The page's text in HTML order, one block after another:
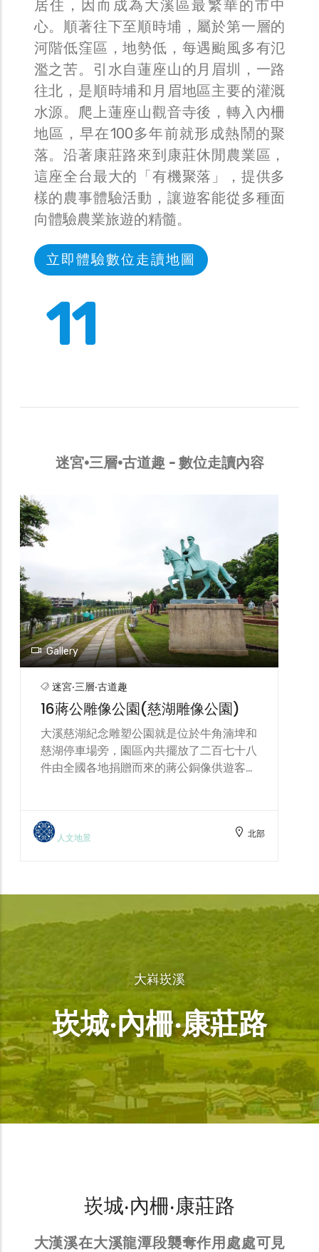
居住，因而成為大溪區最繁華的市中
心。順著往下至順時埔，屬於第一層的
河階低窪區，地勢低，每遇颱風多有氾
濫之苦。引水自蓮座山的月眉圳，一路
往北，是順時埔和月眉地區主要的灌溉
水源。爬上蓮座山觀音寺後，轉入內柵
地區，早在100多年前就形成熱鬧的聚
落。沿著康莊路來到康莊休閒農業區，
這座全台最大的「有機聚落」，提供多
樣的農事體驗活動，讓遊客能從多種面
向體驗農業旅遊的精髓。
立即體驗數位走讀地圖
17
迷宮·三層·古道趣 - 數位走讀內容
17慈湖遊客中心
慈湖遊客中心位於前慈湖區，入口處有桃紅
色的蔣介石銅像，後方是停車場。停車場旁
邊的遊客中心，是遊客到慈湖謁陵的前哨
站，外觀是古色古香的閩南式建築。遊客中
心內部陳列兩蔣時期的各項文物展覽與歷史
影片介紹，也提供兩蔣紀念品供遊客選購。
資訊站
大嵙崁溪
崁城‧內柵‧康莊路
崁城‧內柵‧康莊路
大漢溪在大溪龍潭段襲奪作用處處可見